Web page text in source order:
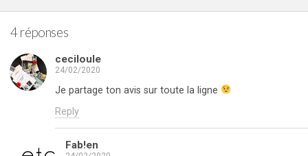
4 réponses
ceciloule
24/02/2020
Je partage ton avis sur toute la ligne
Reply
Fab!en